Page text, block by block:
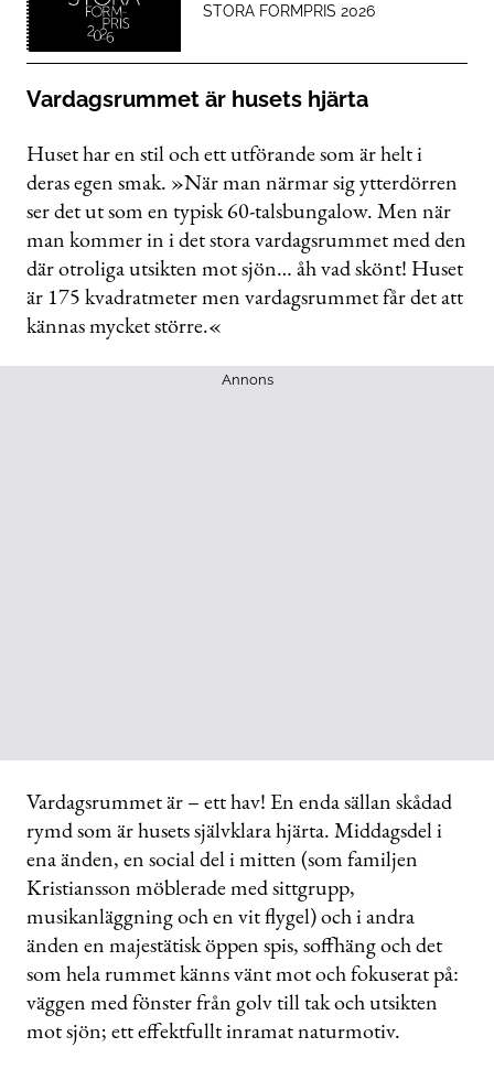
STORA FORMPRIS 2026
Vardagsrummet är husets hjärta
Huset har en stil och ett utförande som är helt i
deras egen smak. »När man närmar sig ytterdörren
ser det ut som en typisk 60-talsbungalow. Men när
man kommer in i det stora vardagsrummet med den
där otroliga utsikten mot sjön… åh vad skönt! Huset
är 175 kvadratmeter men vardagsrummet får det att
kännas mycket större.«
Annons
Vardagsrummet är – ett hav! En enda sällan skådad
rymd som är husets självklara hjärta. Middagsdel i
ena änden, en social del i mitten (som familjen
Kristiansson möblerade med sittgrupp,
musikanläggning och en vit flygel) och i andra
änden en majestätisk öppen spis, soffhäng och det
som hela rummet känns vänt mot och fokuserat på:
väggen med fönster från golv till tak och utsikten
mot sjön; ett effektfullt inramat naturmotiv.